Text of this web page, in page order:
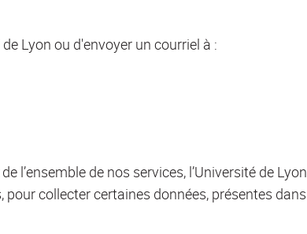
Lyon ou d'envoyer un courriel à :
l’ensemble de nos services, l’Université de Lyon
collecter certaines données, présentes dans